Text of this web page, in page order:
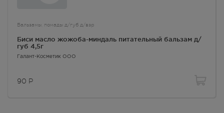
Бальзамы, помады д/губ д/взр
Биси масло жожоба-миндаль питательный бальзам д/
губ 4,5г
Галант-Косметик ООО
90 Р